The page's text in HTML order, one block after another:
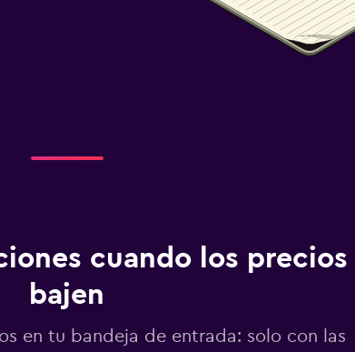
cuando los precios
bajen
en tu bandeja de entrada: solo con las